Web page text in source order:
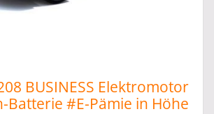
BUSINESS Elektromotor
Batterie #E-Pämie in Höhe